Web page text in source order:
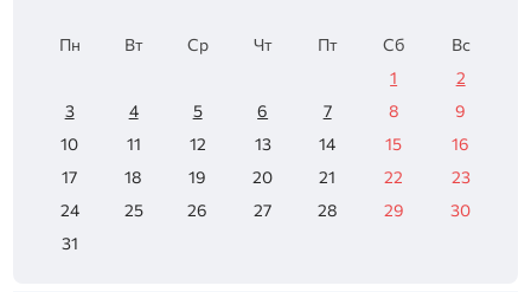
Пн Вт Ср Чт Пт Сб
Вс
1
2
3
4 5 6 7 8
9
10
11 12 13 14 15
16
17
18 19 20 21 22
23
24
25 26 27 28 29
30
31